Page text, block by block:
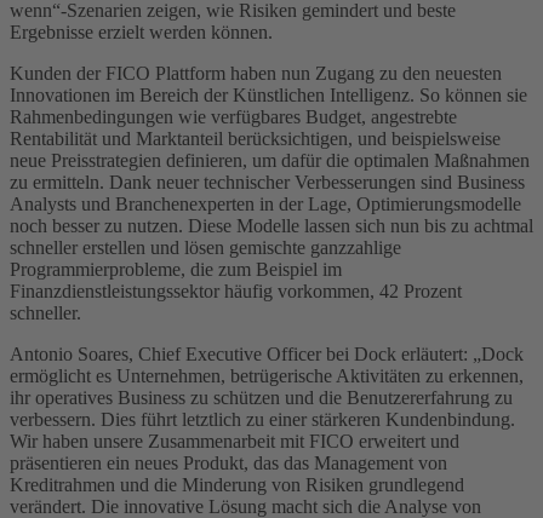
wenn“-Szenarien zeigen, wie Risiken gemindert und beste
Ergebnisse erzielt werden können.
Kunden der FICO Plattform haben nun Zugang zu den neuesten
Innovationen im Bereich der Künstlichen Intelligenz. So können sie
Rahmenbedingungen wie verfügbares Budget, angestrebte
Rentabilität und Marktanteil berücksichtigen, und beispielsweise
neue Preisstrategien definieren, um dafür die optimalen Maßnahmen
zu ermitteln. Dank neuer technischer Verbesserungen sind Business
Analysts und Branchenexperten in der Lage, Optimierungsmodelle
noch besser zu nutzen. Diese Modelle lassen sich nun bis zu achtmal
schneller erstellen und lösen gemischte ganzzahlige
Programmierprobleme, die zum Beispiel im
Finanzdienstleistungssektor häufig vorkommen, 42 Prozent
schneller.
Antonio Soares, Chief Executive Officer bei Dock erläutert: „Dock
ermöglicht es Unternehmen, betrügerische Aktivitäten zu erkennen,
ihr operatives Business zu schützen und die Benutzererfahrung zu
verbessern. Dies führt letztlich zu einer stärkeren Kundenbindung.
Wir haben unsere Zusammenarbeit mit FICO erweitert und
präsentieren ein neues Produkt, das das Management von
Kreditrahmen und die Minderung von Risiken grundlegend
verändert. Die innovative Lösung macht sich die Analyse von